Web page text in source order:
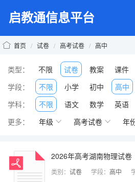
启教通信息平台
首页 / 试卷 / 高考试卷 / 高中
类型： 不限 试卷 教案 课件
学段：
不限 小学 初中
高中
学科：
不限 语文 数学 英语
更多：
年级 高考试卷 年
2026年高考湖南物理试卷
类别： 试卷 学段： 高中